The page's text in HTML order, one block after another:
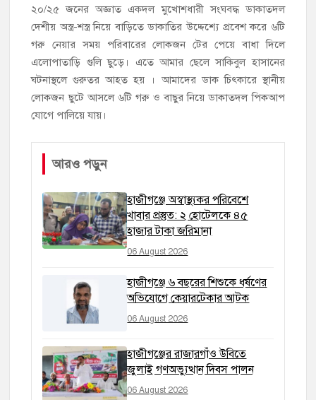
২০/২৫ জনের অজ্ঞাত একদল মুখোশধারী সংঘবদ্ধ ডাকাতদল
দেশীয় অস্ত্র-শস্ত্র নিয়ে বাড়িতে ডাকাতির উদ্দেশ্যে প্রবেশ করে ৬টি
গরু নেয়ার সময় পরিবারের লোকজন টের পেয়ে বাধা দিলে
এলোপাতাড়ি গুলি ছুড়ে। এতে আমার ছেলে সাকিবুল হাসানের
ঘটনাস্থলে গুরুতর আহত হয় । আমাদের ডাক চিৎকারে স্থানীয়
লোকজন ছুটে আসলে ৬টি গরু ও বাছুর নিয়ে ডাকাতদল পিকআপ
যোগে পালিয়ে যায়।
আরও পড়ুন
হাজীগঞ্জে অস্বাস্থ্যকর পরিবেশে
খাবার প্রস্তুত: ২ হোটেলকে ৪৫
হাজার টাকা জরিমানা
06 August 2026
হাজীগঞ্জে ৬ বছরের শিশুকে ধর্ষণের
অভিযোগে কেয়ারটেকার আটক
06 August 2026
হাজীগঞ্জের রাজারগাঁও উবিতে
জুলাই গণঅভ্যুত্থান দিবস পালন
06 August 2026